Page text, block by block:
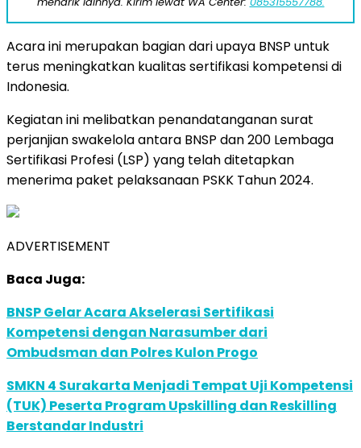
Acara ini merupakan bagian dari upaya BNSP untuk
terus meningkatkan kualitas sertifikasi kompetensi di
Indonesia.
Kegiatan ini melibatkan penandatanganan surat
perjanjian swakelola antara BNSP dan 200 Lembaga
Sertifikasi Profesi (LSP) yang telah ditetapkan
menerima paket pelaksanaan PSKK Tahun 2024.
ADVERTISEMENT
Baca Juga:
BNSP Gelar Acara Akselerasi Sertifikasi
Kompetensi dengan Narasumber dari
Ombudsman dan Polres Kulon Progo
SMKN 4 Surakarta Menjadi Tempat Uji Kompetensi
(TUK) Peserta Program Upskilling dan Reskilling
Berstandar Industri